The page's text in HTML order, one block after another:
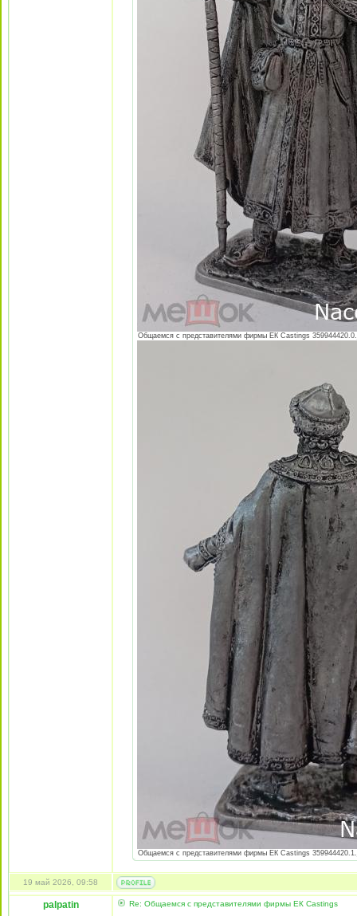
Общаемся с представителями фирмы EК Castings
Общаемся с представителями фирмы EК Castings
19 май 2026, 09:58
palpatin Re: Общаемся с представителями фирмы EК Castings